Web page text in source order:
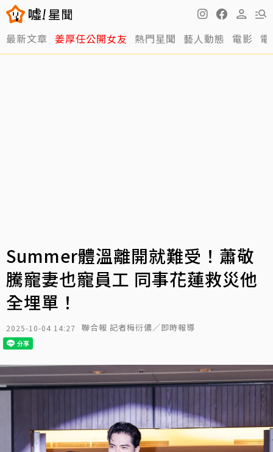
最新文章 姜厚任公開女友 熱門星聞 藝人動態 電影
Summer體溫離開就難受！蕭敬
騰寵妻也寵員工 同事花蓮救災他
全埋單！
2025-10-04 14:27 聯合報 記者梅衍儂／即時報導